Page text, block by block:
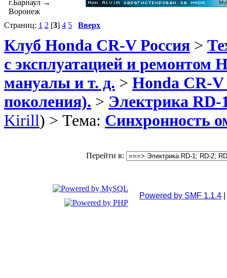
г.Барнаул →
Воронеж
Страниц: 1 2 [3] 4 5 Вверх
Клуб Honda CR-V Россия >
с эксплуатацией и ремонтом
мануалы и т. д. > Honda CR-V
поколения). > Электрика
Kirill) > Тема: Синхронность
Перейти в:
Powered by SMF 1.1.4